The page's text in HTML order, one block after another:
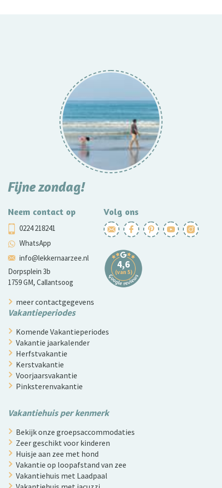
Fijne zondag!
Neem contact op
0224 218241
WhatsApp
info@lekkernaarzee.nl
Dorpsplein 3b
1759 GM, Callantsoog
Volg ons
meer contactgegevens
Vakantieperiodes
Komende Vakantieperiodes
Vakantie jaarkalender
Herfstvakantie
Kerstvakantie
Voorjaarsvakantie
Pinksterenvakantie
Vakantiehuis per kenmerk
Bekijk onze groepsaccommodaties
Zeer geschikt voor kinderen
Huisje aan zee met hond
Vakantie op loopafstand van zee
Vakantiehuis met Laadpaal